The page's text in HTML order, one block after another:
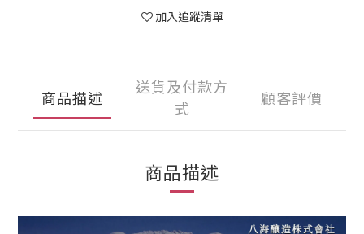
加入追蹤清單
商品描述
送貨及付款方
式
顧客評價
商品描述